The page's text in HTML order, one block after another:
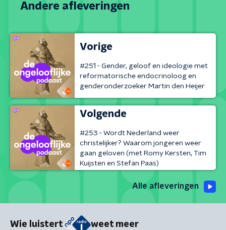
Andere afleveringen
Vorige
#251 - Gender, geloof en ideologie met
reformatorische endocrinoloog en
genderonderzoeker Martin den Heijer
Volgende
#253 - Wordt Nederland weer
christelijker? Waarom jongeren weer
gaan geloven (met Romy Kersten, Tim
Kuijsten en Stefan Paas)
Alle afleveringen
Wie luistert weet meer